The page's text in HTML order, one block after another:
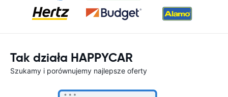
Tak działa HAPPYCAR
Szukamy i porównujemy najlepsze oferty